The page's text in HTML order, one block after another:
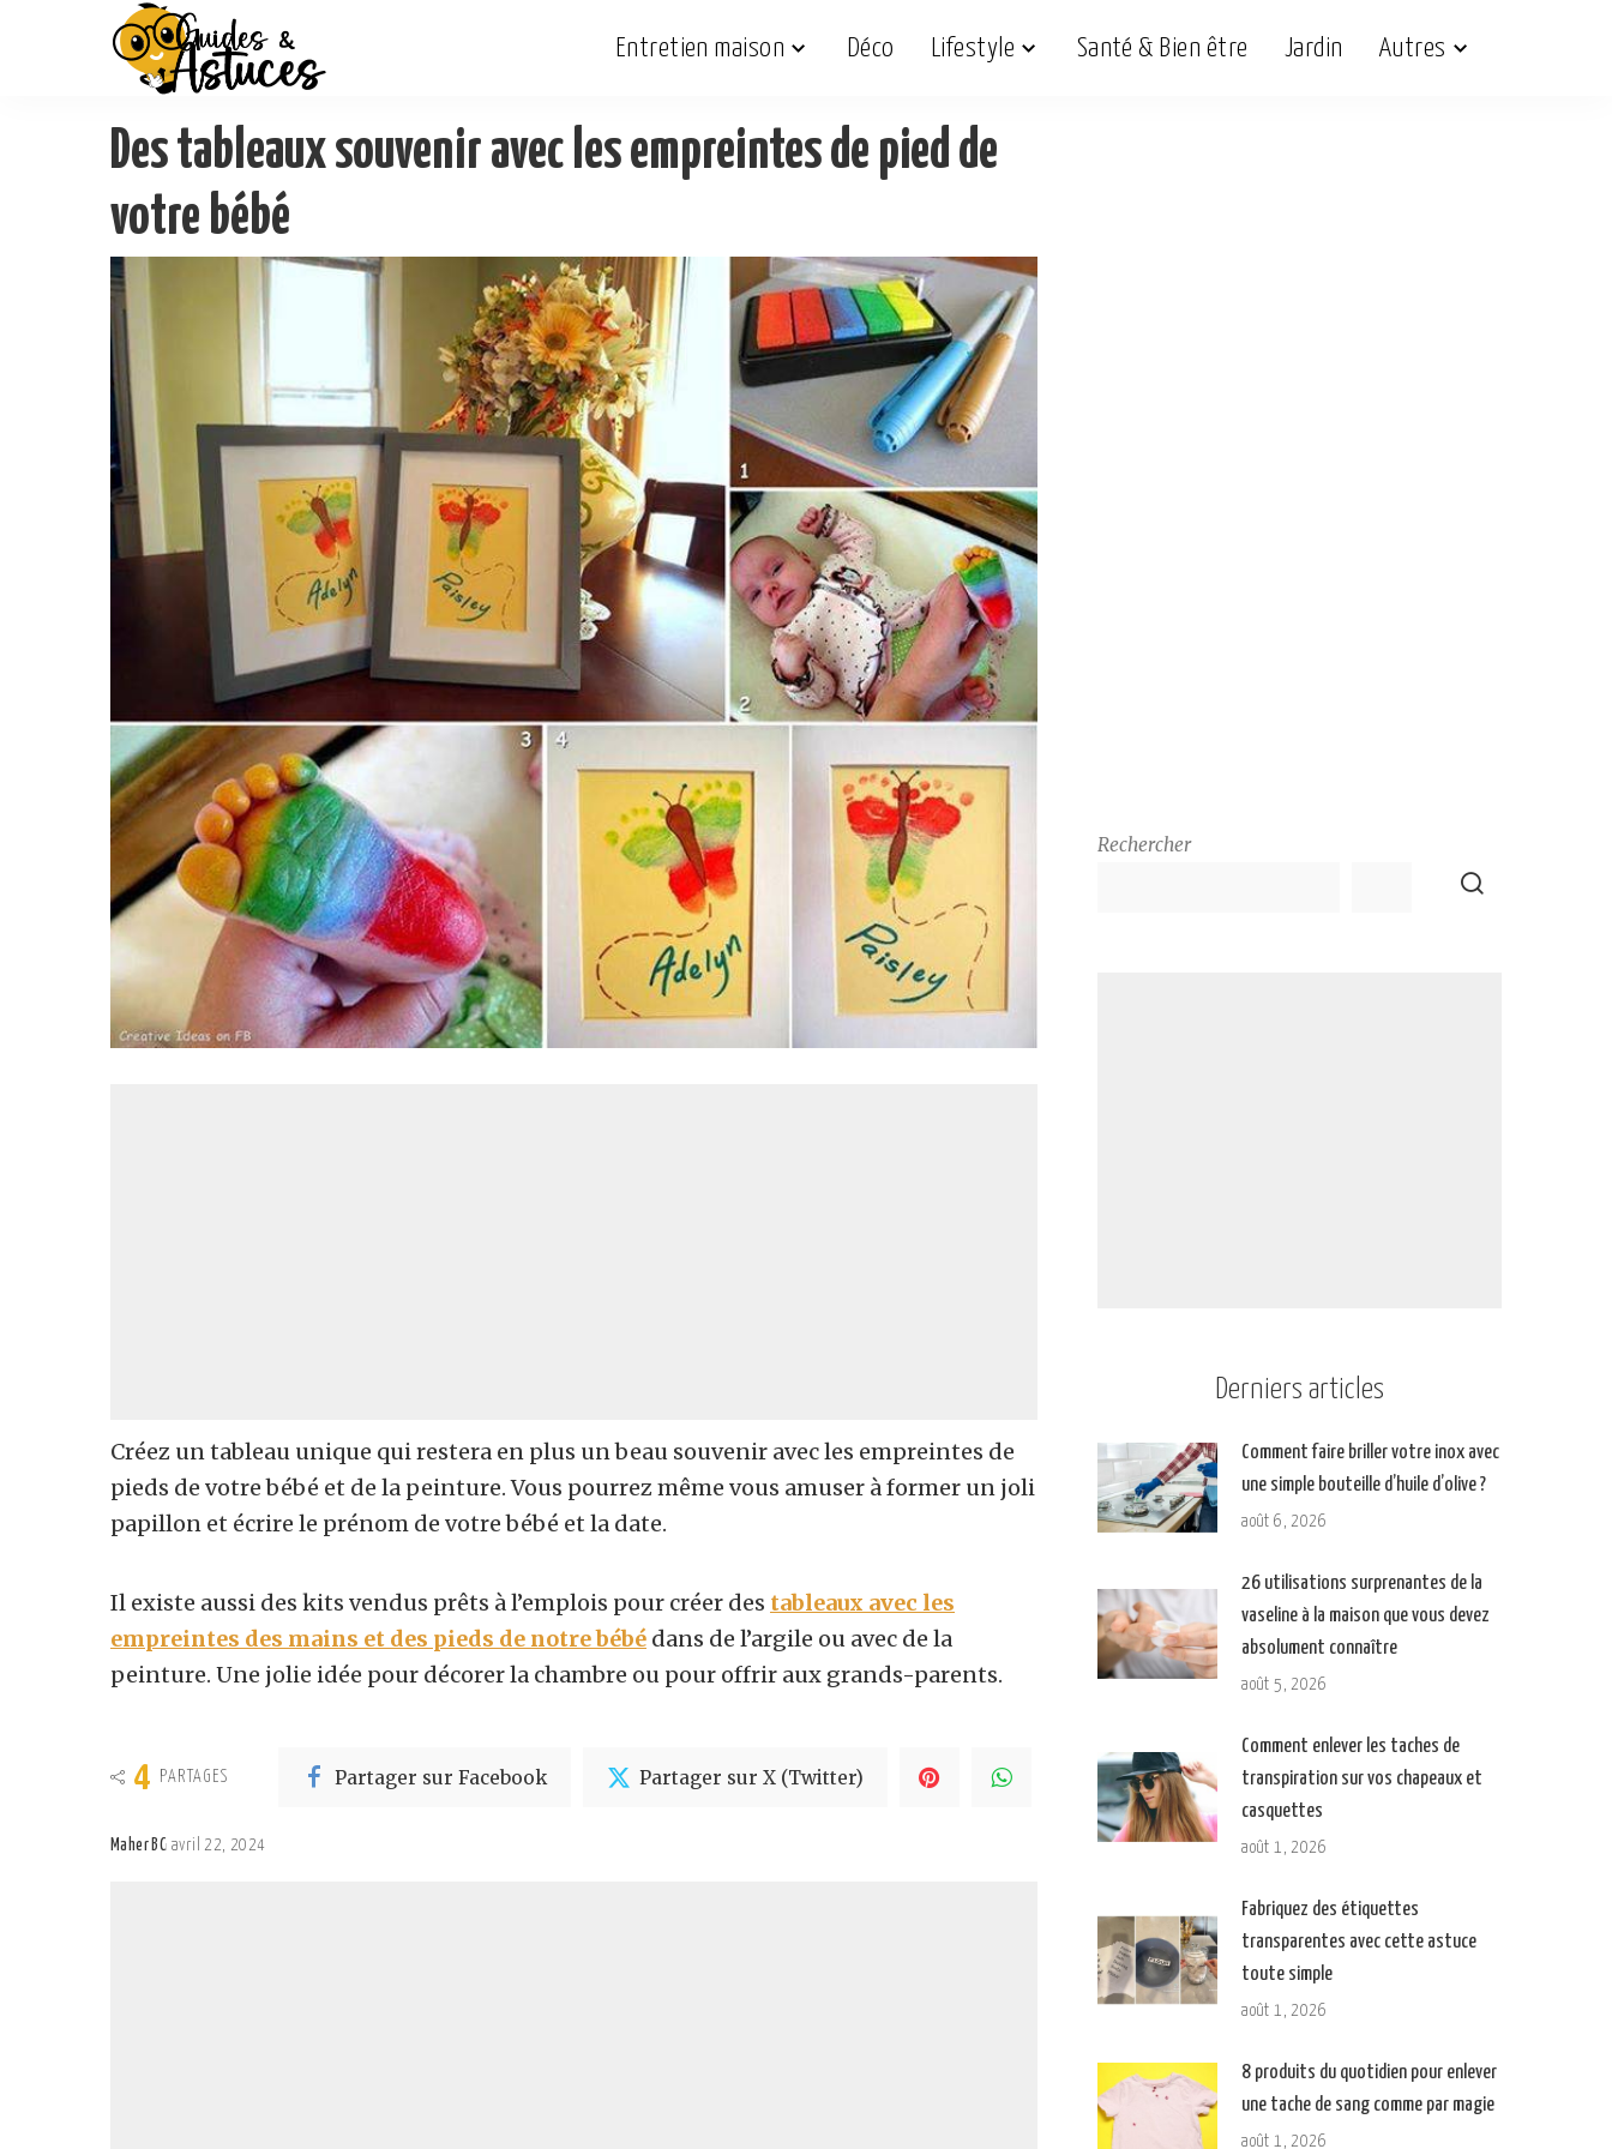
Entretien maison Déco Lifestyle Santé & Bien être Jardin Autres
Des tableaux souvenir avec les empreintes de pied de
votre bébé
Créez un tableau unique qui restera en plus un beau souvenir avec les empreintes de
pieds de votre bébé et de la peinture. Vous pourrez même vous amuser à former un joli
papillon et écrire le prénom de votre bébé et la date.
Il existe aussi des kits vendus prêts à l’emplois pour créer des tableaux avec les
empreintes des mains et des pieds de notre bébé dans de l’argile ou avec de la
peinture. Une jolie idée pour décorer la chambre ou pour offrir aux grands-parents.
4 PARTAGES Partager sur Facebook Partager sur X (Twitter)
Maher BC avril 22, 2024
Rechercher
Derniers articles
Comment faire briller votre inox avec
une simple bouteille d’huile d’olive ?
août 6, 2026
26 utilisations surprenantes de la
vaseline à la maison que vous devez
absolument connaître
août 5, 2026
Comment enlever les taches de
transpiration sur vos chapeaux et
casquettes
août 1, 2026
Fabriquez des étiquettes
transparentes avec cette astuce
toute simple
août 1, 2026
8 produits du quotidien pour enlever
une tache de sang comme par magie
août 1, 2026